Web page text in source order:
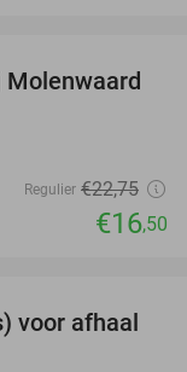
27%
Molenwaard
Regulier €22,75
€16,50
40%
voor afhaal